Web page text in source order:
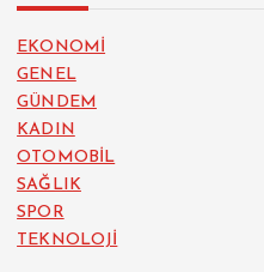
EKONOMİ
GENEL
GÜNDEM
KADIN
OTOMOBİL
SAĞLIK
SPOR
TEKNOLOJİ